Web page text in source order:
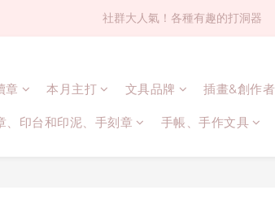
社群大人氣！各種有趣的打洞器
社群大人氣！各種有趣的打洞器
全店$1500免運(台灣地區)
社群大人氣！各種有趣的打洞器
章 本月主打 文具品牌 插畫&創作者
、印台和印泥、手刻章 手帳、手作文具